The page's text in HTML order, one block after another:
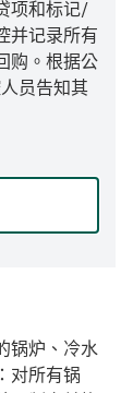
项和标记/
并记录所有
购。根据公
员告知其
锅炉、冷水
对所有锅